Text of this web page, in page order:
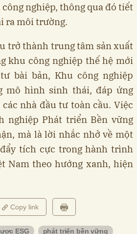
nghiệp, thông qua đó tiết
ra môi trường.
trở thành trung tâm sản xuất
khu công nghiệp thế hệ mới
bài bản, Khu công nghiệp
mô hình sinh thái, đáp ứng
nhà đầu tư toàn cầu. Việc
nghiệp Phát triển Bền vững
mà là lời nhắc nhở về một
tích cực trong hành trình
Nam theo hướng xanh, hiện
Copy link
ESG phát triển bền vững